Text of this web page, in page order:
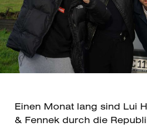
Einen Monat lang sind Lui
& Fennek durch die